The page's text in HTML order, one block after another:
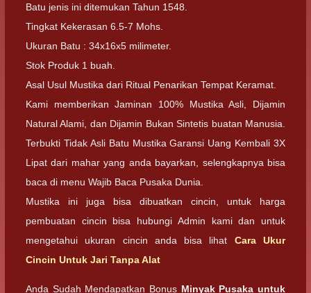
Batu jenis ini ditemukan Tahun 1548.
Tingkat Kekerasan 6.5-7 Mohs.
Ukuran Batu : 34x16x5 milimeter.
Stok Produk 1 buah.
Asal Usul Mustika dari Ritual Penarikan Tempat Keramat.
Kami memberikan Jaminan 100% Mustika Asli, Dijamin
Natural Alami, dan Dijamin Bukan Sintetis buatan Manusia.
Terbukti Tidak Asli Batu Mustika Garansi Uang Kembali 3X
Lipat dari mahar yang anda bayarkan, selengkapnya bisa
baca di menu Wajib Baca Pusaka Dunia.
Mustika ini juga bisa dibuatkan cincin, untuk harga
pembuatan cincin bisa hubungi Admin kami dan untuk
mengetahui ukuran cincin anda bisa lihat Cara Ukur
Cincin Untuk Jari Tanpa Alat
Anda Sudah Mendapatkan Bonus Minyak Pusaka untuk